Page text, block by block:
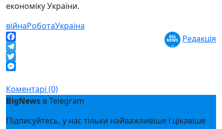
економіку України.
війнаРоботаУкраїна
Facebook
Telegram
Twitter
Редакція
Коментарі (0)
BigNews в Telegram
Підписуйтесь, у нас тільки найважливіше і цікавіше